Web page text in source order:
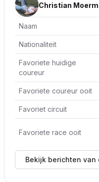
Christian
Naam
Nationaliteit
Favoriete huidige
coureur
Favoriete coureur ooit
Favoriet circuit
Favoriete race ooit
Bekijk berichten van